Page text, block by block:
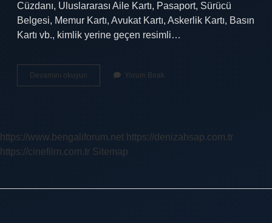
Cüzdanı, Uluslararası Aile Kartı, Pasaport, Sürücü
Belgesi, Memur Kartı, Avukat Kartı, Askerlik Kartı, Basın
Kartı vb., kimlik yerine geçen resimli…
Devamını okuyun
Kartını
Yorum Bırak
https://www.bengaliforum.net https://denizahsap.com.tr
https://cinefilm.com.tr Sitemap